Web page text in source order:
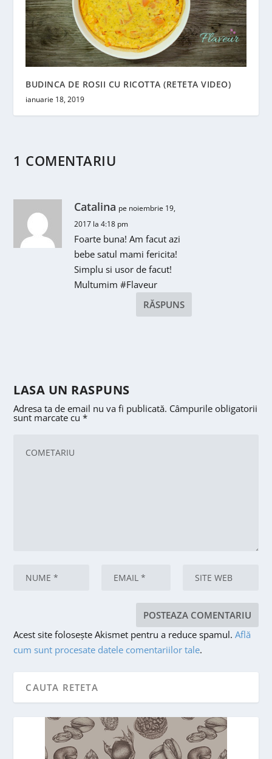
BUDINCA DE ROSII CU RICOTTA (RETETA VIDEO)
ianuarie 18, 2019
1 COMENTARIU
Catalina pe noiembrie 19,
2017 la 4:18 pm
Foarte buna! Am facut azi
bebe satul mami fericita!
Simplu si usor de facut!
Multumim #Flaveur
RĂSPUNS
LASA UN RASPUNS
Adresa ta de email nu va fi publicată. Câmpurile obligatorii
sunt marcate cu*
Acest site folosește Akismet pentru a reduce spamul.Află
cum sunt procesate datele comentariilor tale.